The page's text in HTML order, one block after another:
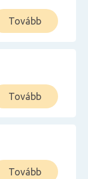
Tovább
Tovább
Tovább